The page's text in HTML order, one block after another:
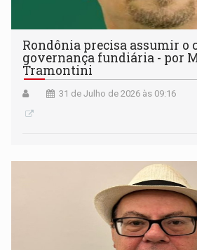
Rondônia precisa assumir o
governança fundiária - por
Tramontini
31 de Julho de 2026 às 09:16